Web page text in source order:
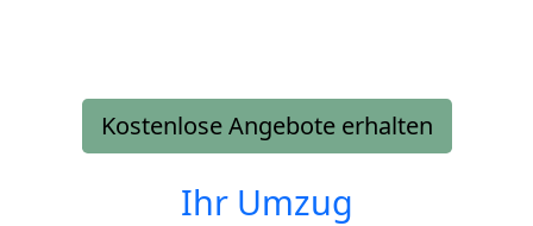
Kostenlose Angebote erhalten
Ihr Umzug